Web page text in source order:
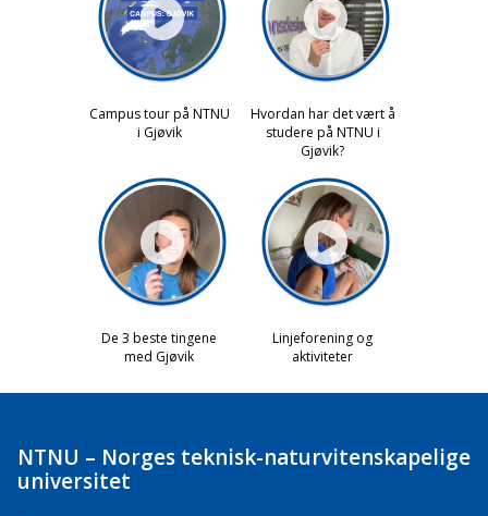
NTNU – Norges teknisk-naturvitenskapelige
universitet